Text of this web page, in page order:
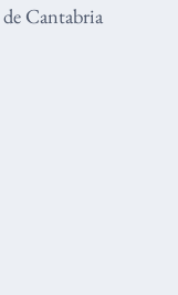
de Cantabria